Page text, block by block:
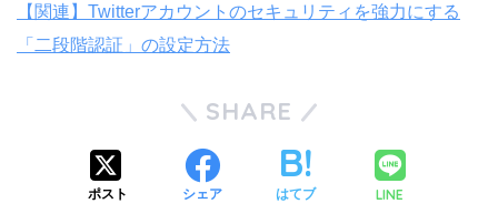
【関連】Twitterアカウントのセキュリティを強力にする
「二段階認証」の設定方法
SHARE
ポスト シェア はてブ LINE